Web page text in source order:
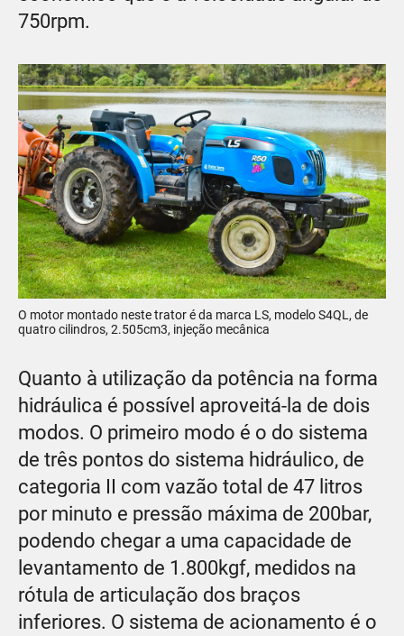
750rpm.
O motor montado neste trator é da marca LS, modelo S4QL, de
quatro cilindros, 2.505cm3, injeção mecânica
Quanto à utilização da potência na forma
hidráulica é possível aproveitá-la de dois
modos. O primeiro modo é o do sistema
de três pontos do sistema hidráulico, de
categoria II com vazão total de 47 litros
por minuto e pressão máxima de 200bar,
podendo chegar a uma capacidade de
levantamento de 1.800kgf, medidos na
rótula de articulação dos braços
inferiores. O sistema de acionamento é o